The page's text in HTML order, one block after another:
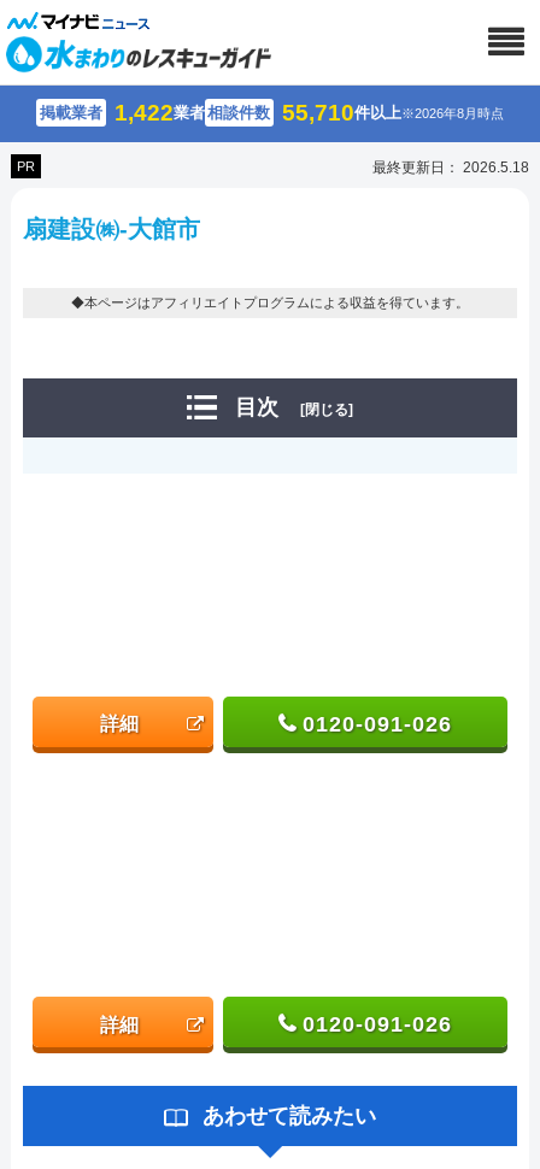
掲載業者 1,422業者相談件数 55,710件以上※2026年8月時点
PR 最終更新日： 2026.5.18
扇建設㈱-大館市
◆本ページはアフィリエイトプログラムによる収益を得ています。
目次 [閉じる]
詳細 0120-091-026
詳細 0120-091-026
あわせて読みたい